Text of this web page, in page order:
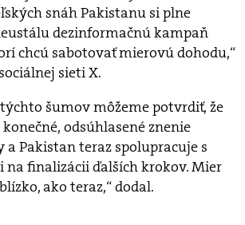
snáh Pakistanu si plne
dezinformačnú kampaň
chcú sabotovať mierovú dohodu,“
sieti X.
šumov môžeme potvrdiť, že
odsúhlasené znenie
Pakistan teraz spolupracuje s
na finalizácii ďalších krokov. Mier
ako teraz,“ dodal.